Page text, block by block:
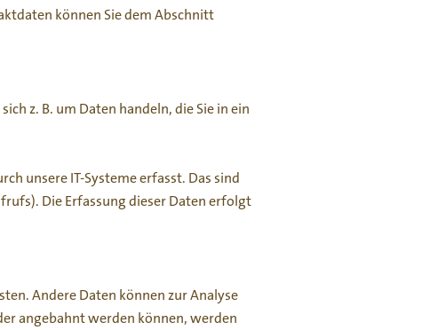
können Sie dem Abschnitt
z. B. um Daten handeln, die Sie in ein
unsere IT-Systeme erfasst. Das sind
Die Erfassung dieser Daten erfolgt
Andere Daten können zur Analyse
angebahnt werden können, werden